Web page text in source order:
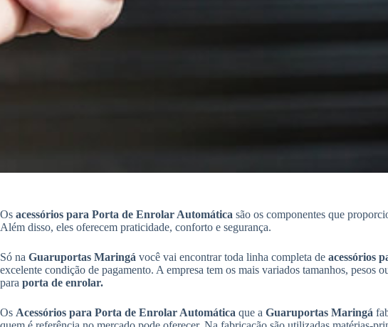
Os acessórios para Porta de Enrolar Automática são os componentes que
Além disso, eles oferecem praticidade, conforto e segurança.
Só na Guaruportas Maringá você vai encontrar toda linha completa de acessórios
excelente condição de pagamento. A empresa tem os mais variados tamanhos, pesos
para porta de enrolar.
Os Acessórios para Porta de Enrolar Automática que a Guaruportas Maringá